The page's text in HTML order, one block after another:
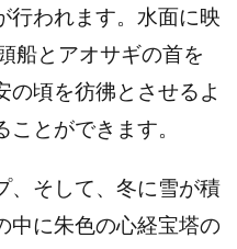
行われます。水面に映
船とアオサギの首を
の頃を彷彿とさせるよ
とができます。
、そして、冬に雪が積
中に朱色の心経宝塔の